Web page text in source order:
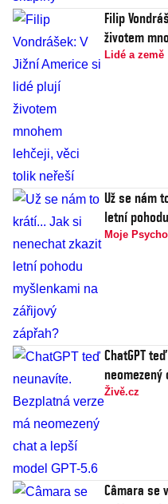
Filip
životem
Lidé a země
Už se nám
letní
Moje
ChatGPT
neomezený
Živě.cz
Câmara se